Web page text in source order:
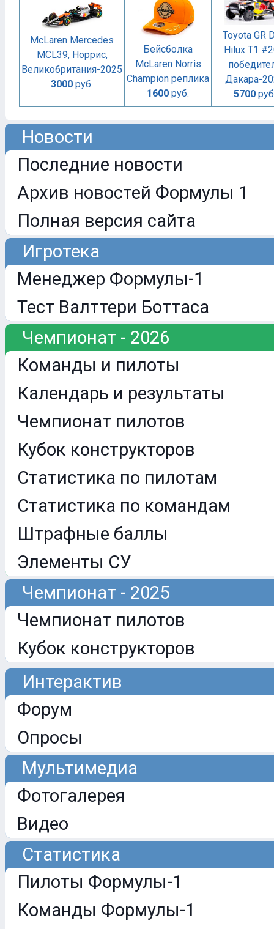
McLaren Mercedes
MCL39, Норрис,
Великобритания-2025
3000 руб.
Бейсболка
McLaren Norris
Champion реплика
1600 руб.
Toyota GR
Hilux T1
Дакара-
5700
Новости
Последние новости
Архив новостей Формулы 1
Полная версия сайта
Игротека
Менеджер Формулы-1
Тест Валттери Боттаса
Чемпионат - 2026
Команды и пилоты
Календарь и результаты
Чемпионат пилотов
Кубок конструкторов
Статистика по пилотам
Статистика по командам
Штрафные баллы
Элементы СУ
Чемпионат - 2025
Чемпионат пилотов
Кубок конструкторов
Интерактив
Форум
Опросы
Мультимедиа
Фотогалерея
Видео
Статистика
Пилоты Формулы-1
Команды Формулы-1